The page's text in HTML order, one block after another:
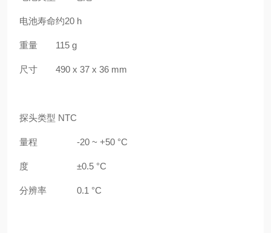
电池寿命约20 h
重量 115 g
尺寸 490 x 37 x 36 mm
探头类型 NTC
量程 -20 ~ +50 °C
度 ±0.5 °C
分辨率 0.1 °C